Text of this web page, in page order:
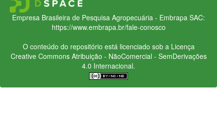
Empresa Brasileira de Pesquisa Agropecuária - Embrapa SAC:
https://www.embrapa.br/fale-conosco
O conteúdo do repositório está licenciado sob a Licença
Creative CommonsAtribuição - NãoComercial - SemDerivações
4.0 Internacional.